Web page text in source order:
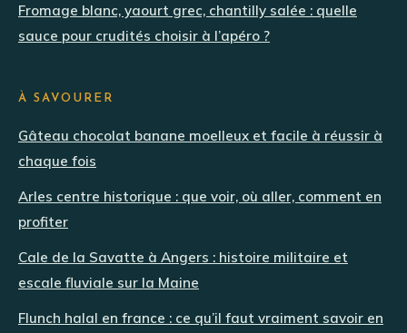
Fromage blanc, yaourt grec, chantilly salée : quelle
sauce pour crudités choisir à l’apéro ?
À SAVOURER
Gâteau chocolat banane moelleux et facile à réussir à
chaque fois
Arles centre historique : que voir, où aller, comment en
profiter
Cale de la Savatte à Angers : histoire militaire et
escale fluviale sur la Maine
Flunch halal en france : ce qu’il faut vraiment savoir en